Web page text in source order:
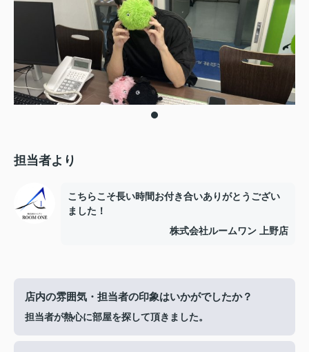
担当者より
こちらこそ長い時間お付き合いありがとうござい
ました！
株式会社ルームワン 上野店
店内の雰囲気・担当者の印象はいかがでしたか？
担当者が熱心に部屋を探して頂きました。